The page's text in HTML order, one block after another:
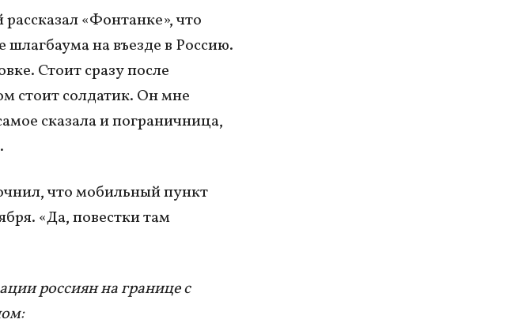
«Фонтанке», что
на въезде в Россию.
Стоит сразу после
стоит солдатик. Он мне
сказала и пограничница,
что мобильный пункт
«Да, повестки там
россиян на границе с